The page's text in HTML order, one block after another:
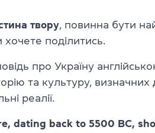
твору, повинна бути
поділитись.
про Україну
та культуру, визначних
реалії.
dating back to 5500 BC,